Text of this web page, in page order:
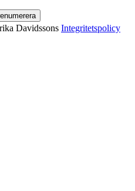
Davidssons Integritetspolicy